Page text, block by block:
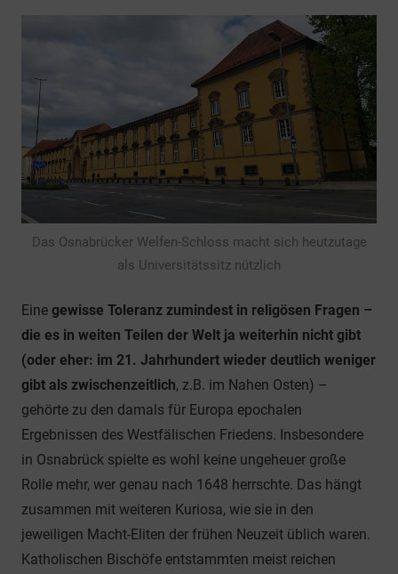
Das Osnabrücker Welfen-Schloss macht sich heutzutage
als Universitätssitz nützlich
Eine gewisse Toleranz zumindest in religösen Fragen –
die es in weiten Teilen der Welt ja weiterhin nicht gibt
(oder eher: im 21. Jahrhundert wieder deutlich weniger
gibt als zwischenzeitlich, z.B. im Nahen Osten) –
gehörte zu den damals für Europa epochalen
Ergebnissen des Westfälischen Friedens. Insbesondere
in Osnabrück spielte es wohl keine ungeheuer große
Rolle mehr, wer genau nach 1648 herrschte. Das hängt
zusammen mit weiteren Kuriosa, wie sie in den
jeweiligen Macht-Eliten der frühen Neuzeit üblich waren.
Katholischen Bischöfe entstammten meist reichen